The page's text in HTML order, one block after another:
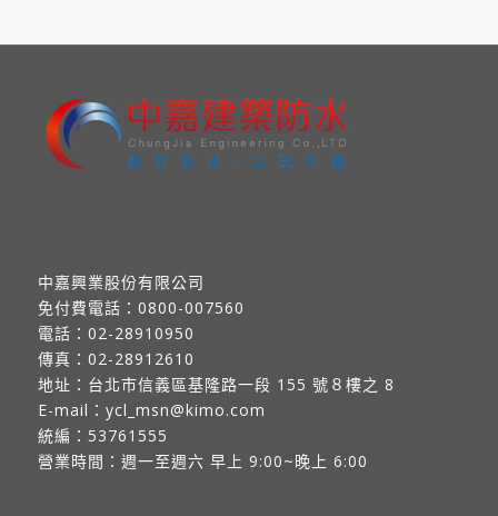
中嘉興業股份有限公司
免付費電話： 0800-007560
電話： 02-28910950
傳真： 02-28912610
地址： 台北市信義區基隆路一段 155 號８樓之 8
E-mail： ycl_msn@kimo.com
統編：53761555
營業時間：週一至週六 早上 9:00~晚上 6:00